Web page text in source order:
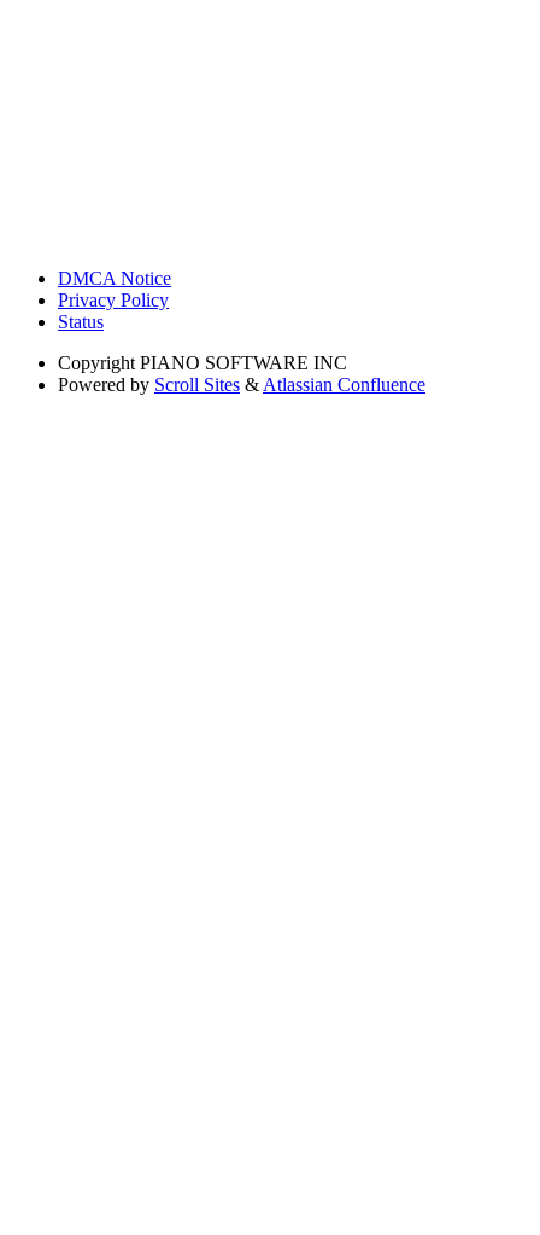
DMCA Notice
Privacy Policy
Status
Copyright PIANO SOFTWARE INC
Powered by Scroll Sites & Atlassian Confluence